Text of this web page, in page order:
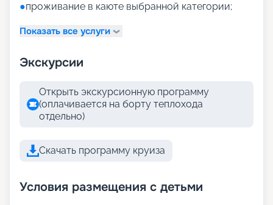
●проживание в каюте выбранной категории;
Показать все услуги
Экскурсии
Открыть экскурсионную программу
(оплачивается на борту теплохода
отдельно)
Скачать программу круиза
Условия размещения с детьми